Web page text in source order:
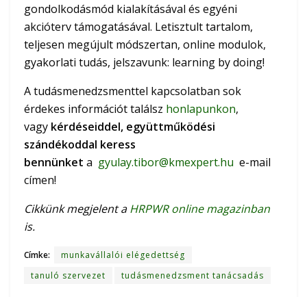
gondolkodásmód kialakításával és egyéni
akcióterv támogatásával. Letisztult tartalom,
teljesen megújult módszertan, online modulok,
gyakorlati tudás, jelszavunk: learning by doing!
A tudásmenedzsmenttel kapcsolatban sok
érdekes információt találsz honlapunkon,
vagy kérdéseiddel, együttműködési
szándékoddal keress
bennünket a gyulay.tibor@kmexpert.hu e-mail
címen!
Cikkünk megjelent aHRPWR online magazinban
is.
Címke:
munkavállalói elégedettség
tanuló szervezet
tudásmenedzsment tanácsadás